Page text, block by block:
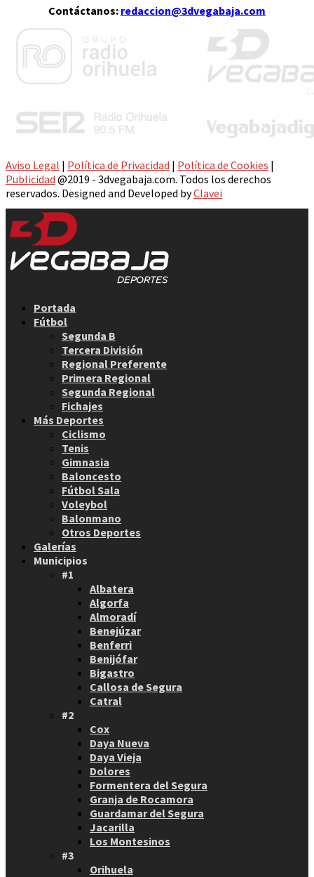
Contáctanos: redaccion@3dvegabaja.com
Aviso Legal | Política de Privacidad | Política de Cookies |
Publicidad @2019 - 3dvegabaja.com. Todos los derechos
reservados. Designed and Developed byClavei
Portada
Fútbol
Segunda B
Tercera División
Regional Preferente
Primera Regional
Segunda Regional
Fichajes
Más Deportes
Ciclismo
Tenis
Gimnasia
Baloncesto
Fútbol Sala
Voleybol
Balonmano
Otros Deportes
Galerías
Municipios
#1
Albatera
Algorfa
Almoradí
Benejúzar
Benferri
Benijófar
Bigastro
Callosa de Segura
Catral
#2
Cox
Daya Nueva
Daya Vieja
Dolores
Formentera del Segura
Granja de Rocamora
Guardamar del Segura
Jacarilla
Los Montesinos
#3
Orihuela